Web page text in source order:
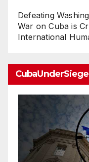
Defeating
War on Cuba is
International